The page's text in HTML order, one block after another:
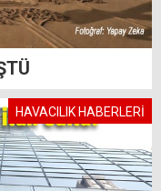
HAVACILIK HABERLERİ